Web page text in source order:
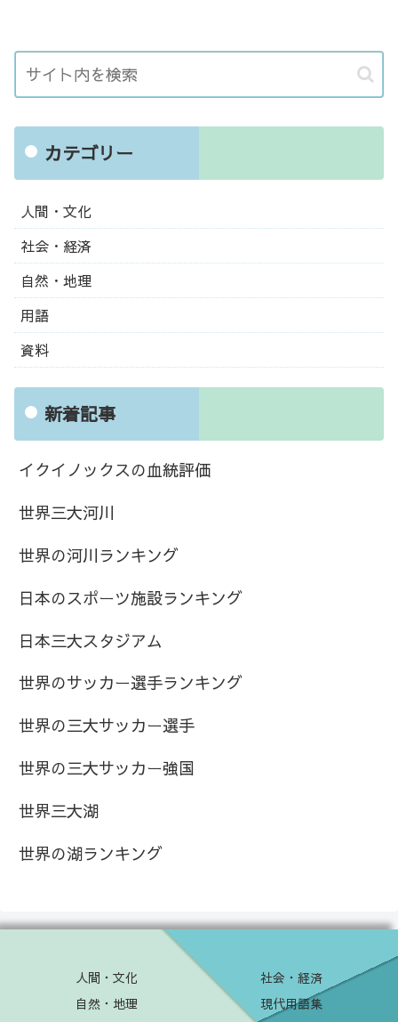
カテゴリー
人間・文化
社会・経済
自然・地理
用語
資料
新着記事
イクイノックスの血統評価
世界三大河川
世界の河川ランキング
日本のスポーツ施設ランキング
日本三大スタジアム
世界のサッカー選手ランキング
世界の三大サッカー選手
世界の三大サッカー強国
世界三大湖
世界の湖ランキング
人間・文化
社会・経済
自然・地理
現代用語集